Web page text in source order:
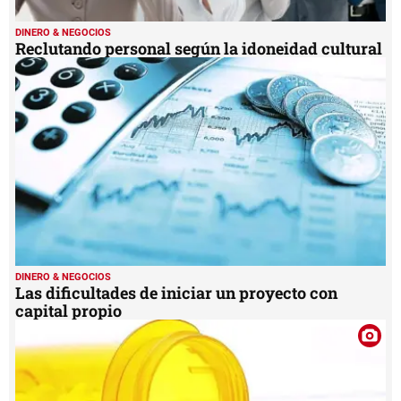
DINERO & NEGOCIOS
Reclutando personal según la idoneidad cultural
DINERO & NEGOCIOS
Las dificultades de iniciar un proyecto con
capital propio